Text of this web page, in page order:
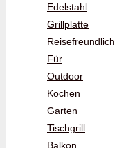
Edelstahl
Grillplatte
Reisefreundlich
Für
Outdoor
Kochen
Garten
Tischgrill
Balkon